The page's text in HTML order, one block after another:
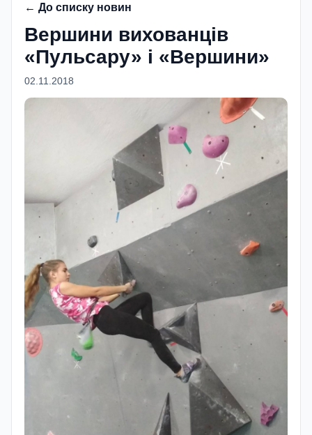
← До списку новин
Вершини вихованцiв
«Пульсару» i «Вершини»
02.11.2018